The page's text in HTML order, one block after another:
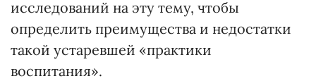
исследований на эту тему, чтобы
определить преимущества и недостатки
такой устаревшей «практики
воспитания».